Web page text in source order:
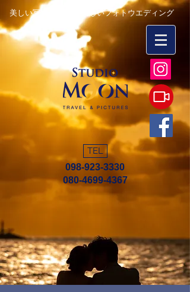
美しい写真を永遠に 楽しいフォトウエディング
TEL
098-923-3330
080-4699-4367